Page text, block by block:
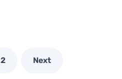
2 Next